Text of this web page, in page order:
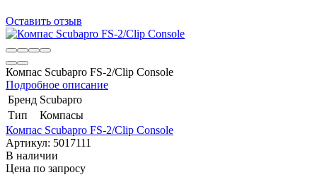
Оставить отзыв
Компас Scubapro FS-2/Clip Console
Подробное описание
Бренд Scubapro
Тип
Компасы
Компас Scubapro FS-2/Clip Console
Артикул: 5017111
В наличии
Цена по запросу